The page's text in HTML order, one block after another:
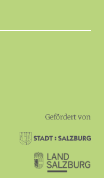
Gefördert von